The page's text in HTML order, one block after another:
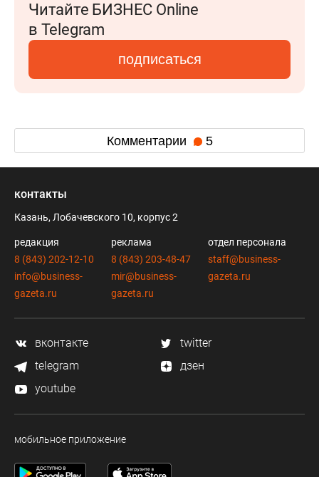
Читайте БИЗНЕС Online
в Telegram
подписаться
Комментарии 5
контакты
Казань, Лобачевского 10, корпус 2
редакция
8 (843) 202-12-10
info@business-
gazeta.ru
реклама
8 (843) 203-48-47
mir@business-
gazeta.ru
отдел персонала
staff@business-
gazeta.ru
вконтакте
twitter
telegram
дзен
youtube
мобильное приложение